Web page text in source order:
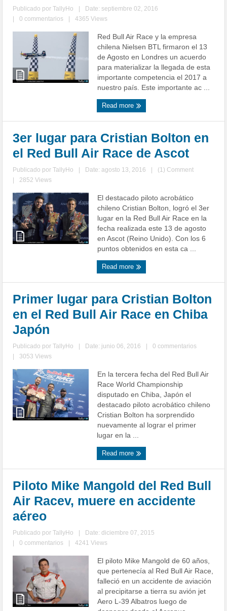
Publicado porTallyHo
Date: septiembre 02, 2016
0 commentarios 4365 Views
Red Bull Air Race y la empresa
chilena Nielsen BTL firmaron el 13
de Agosto en Londres un acuerdo
para materializar la llegada de esta
importante competencia el 2017 a
nuestro país. Este importante ac ...
Read more
3er lugar para Cristian Bolton en
el Red Bull Air Race de Ascot
Publicado porTallyHo Date: agosto 13, 2016
(1) Comment
2852 Views
El destacado piloto acrobático
chileno Cristian Bolton, logró el 3er
lugar en la Red Bull Air Race en la
fecha realizada este 13 de agosto
en Ascot (Reino Unido). Con los 6
puntos obtenidos en esta ca ...
Read more
Primer lugar para Cristian Bolton
en el Red Bull Air Race en Chiba
Japón
Publicado porTallyHo Date: junio 06, 2016
0 commentarios
3053 Views
En la tercera fecha del Red Bull Air
Race World Championship
disputado en Chiba, Japón el
destacado piloto acrobático chileno
Cristian Bolton ha sorprendido
nuevamente al lograr el primer
lugar en la ...
Read more
Piloto Mike Mangold del Red Bull
Air Racev, muere en accidente
aéreo
Publicado porTallyHo
Date: diciembre 07, 2015
0 commentarios 4241 Views
El piloto Mike Mangold de 60 años,
que pertenecía al Red Bull Air Race,
falleció en un accidente de aviación
al precipitarse a tierra su avión jet
Aero L-39 Albatros luego de